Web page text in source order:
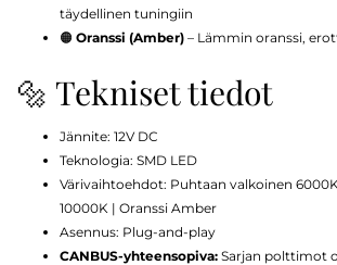
täydellinen tuningiin
🟠 Oranssi (Amber) – Lämmin oranssi,
🔩 Tekniset tiedot
Jännite: 12V DC
Teknologia: SMD LED
Värivaihtoehdot: Puhtaan valkoinen
10000K | Oranssi Amber
Asennus: Plug-and-play
CANBUS-yhteensopiva: Sarjan polttimot